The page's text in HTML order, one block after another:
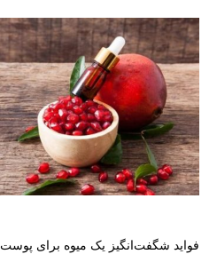
فواید شگفت‌انگیز یک میوه برای پوست